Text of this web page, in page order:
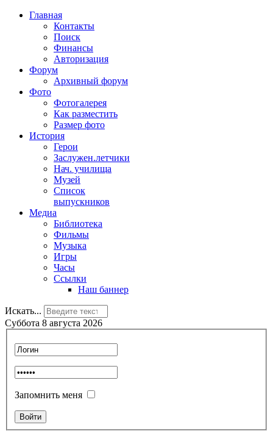
Главная
Контакты
Поиск
Финансы
Авторизация
Форум
Архивный форум
Фото
Фотогалерея
Как разместить
Размер фото
История
Герои
Заслужен.летчики
Нач. училища
Музей
Список
выпускников
Медиа
Библиотека
Фильмы
Музыка
Игры
Часы
Ссылки
Наш баннер
Искать...
Суббота 8 августа 2026
Запомнить меня